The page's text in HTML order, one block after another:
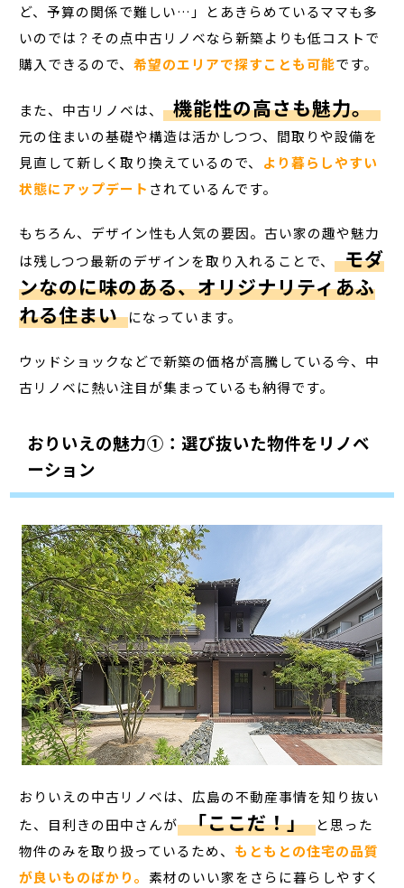
ど、予算の関係で難しい…」とあきらめているママも多
いのでは？その点中古リノベなら新築よりも低コストで
購入できるので、希望のエリアで探すことも可能です。
また、中古リノベは、 機能性の高さも魅力。
元の住まいの基礎や構造は活かしつつ、間取りや設備を
見直して新しく取り換えているので、 より暮らしやすい
状態にアップデート されているんです。
もちろん、デザイン性も人気の要因。古い家の趣や魅力
は残しつつ最新のデザインを取り入れることで、 モダ
ンなのに味のある、オリジナリティあふ
れる住まい になっています。
ウッドショックなどで新築の価格が高騰している今、中
古リノベに熱い注目が集まっているも納得です。
おりいえの魅力①：選び抜いた物件をリノベ
ーション
おりいえの中古リノベは、広島の不動産事情を知り抜い
た、目利きの田中さんが 「ここだ！」
と思った
物件のみを取り扱っているため、 もともとの住宅の品質
が良いものばかり。 素材のいい家をさらに暮らしやすく